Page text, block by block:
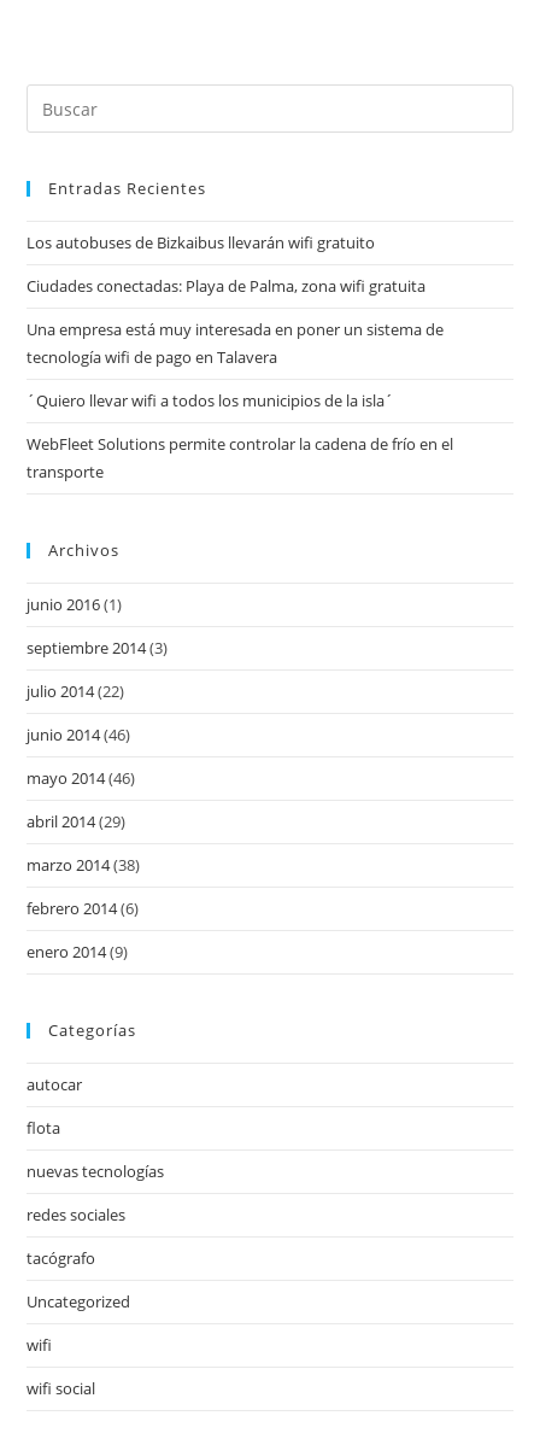
Entradas Recientes
Los autobuses de Bizkaibus llevarán wifi gratuito
Ciudades conectadas: Playa de Palma, zona wifi gratuita
Una empresa está muy interesada en poner un sistema de
tecnología wifi de pago en Talavera
´Quiero llevar wifi a todos los municipios de la isla´
WebFleet Solutions permite controlar la cadena de frío en el
transporte
Archivos
junio 2016(1)
septiembre 2014(3)
julio 2014(22)
junio 2014(46)
mayo 2014(46)
abril 2014(29)
marzo 2014(38)
febrero 2014(6)
enero 2014(9)
Categorías
autocar
flota
nuevas tecnologías
redes sociales
tacógrafo
Uncategorized
wifi
wifi social